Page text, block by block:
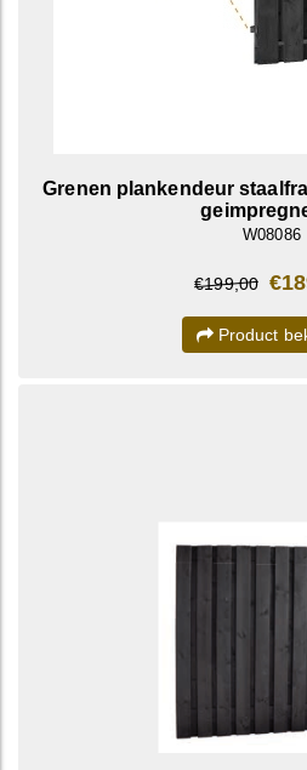
Grenen plankendeur
W08086
€199,00
Product